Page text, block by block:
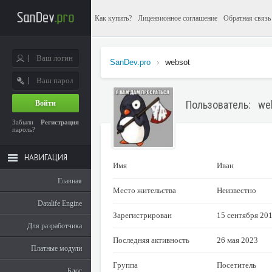
Как купить? Лицензионное соглашение Обратная связь
SanDev.pro › websot
Пользователь:
Имя Иван
Место жительства Неизвестно
Зарегистрирован 15 сентября
Последняя активность 26 мая 2023
Группа Посетитель
Войти
Регистрация
Забыли
пароль?
НАВИГАЦИЯ
Главная
Datalife Engine
Для разработчика
Платные модули